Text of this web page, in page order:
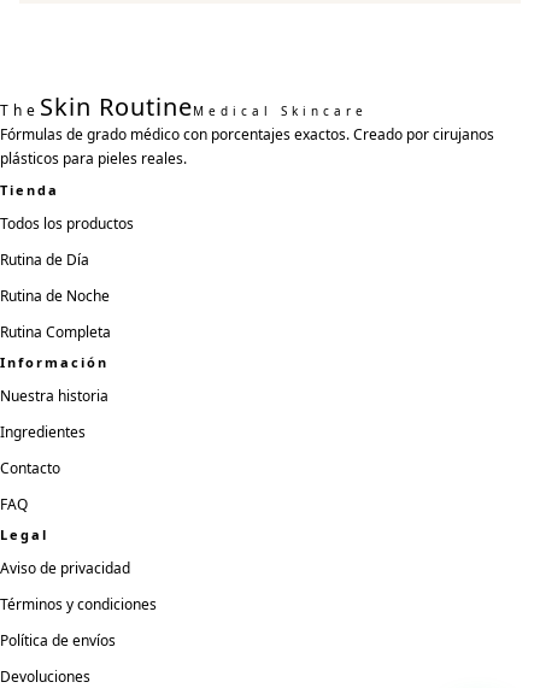
The Skin RoutineMedical Skincare
Fórmulas de grado médico con porcentajes exactos. Creado por cirujanos
plásticos para pieles reales.
Tienda
Todos los productos
Rutina de Día
Rutina de Noche
Rutina Completa
Información
Nuestra historia
Ingredientes
Contacto
FAQ
Legal
Aviso de privacidad
Términos y condiciones
Política de envíos
Devoluciones